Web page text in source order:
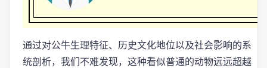
通过对公牛生理特征、历史文化地位以及社会影响的系
统剖析，我们不难发现，这种看似普通的动物远远超越